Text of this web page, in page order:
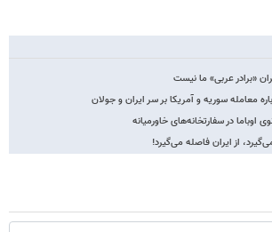
«برادر عربی» ما نیست
معامله سوریه و آمریکا بر سر ایران و جولان
اوباما در سفارتخانه‌های خاورمیانه
از ایران فاصله مى‌گیرد!